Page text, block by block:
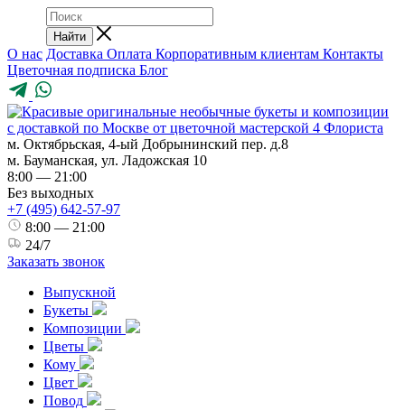
Найти
О нас Доставка Оплата Корпоративным клиентам Контакты
Цветочная подписка Блог
м. Октябрьская, 4-ый Добрынинский пер. д.8
м. Бауманская, ул. Ладожская 10
8:00 — 21:00
Без выходных
+7 (495) 642-57-97
8:00 — 21:00
24/7
Заказать звонок
Выпускной
Букеты
Композиции
Цветы
Кому
Цвет
Повод